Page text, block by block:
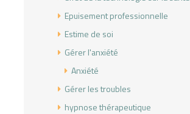
Epuisement professionnelle
Estime de soi
Gérer l'anxiété
Anxiété
Gérer les troubles
hypnose thérapeutique